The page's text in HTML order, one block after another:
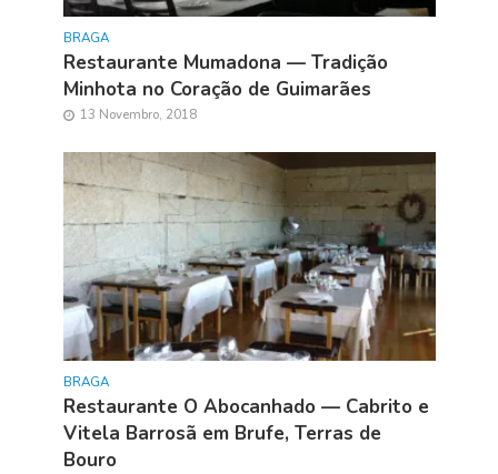
BRAGA
Restaurante Mumadona — Tradição
Minhota no Coração de Guimarães
13 Novembro, 2018
BRAGA
Restaurante O Abocanhado — Cabrito e
Vitela Barrosã em Brufe, Terras de
Bouro